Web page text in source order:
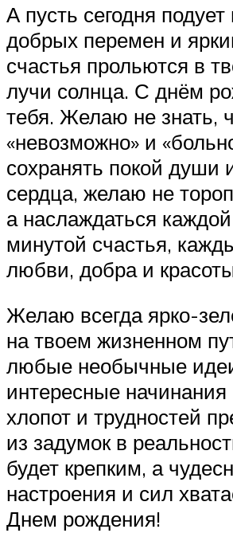
А пусть сегодня подует
добрых перемен и
счастья прольются в
лучи солнца. С днём
тебя. Желаю не знать,
«невозможно» и
сохранять покой души
сердца, желаю не
а наслаждаться
минутой счастья,
любви, добра и
Желаю всегда ярко-
на твоем жизненном
любые необычные
интересные
хлопот и трудностей
из задумок в
будет крепким, а
настроения и сил
Днем рождения!